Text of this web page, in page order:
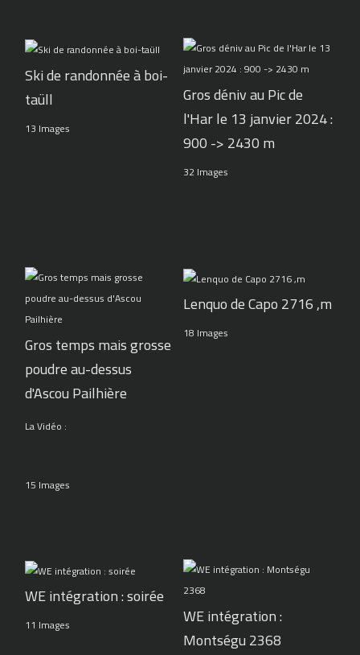
Ski de randonnée à boi-
taüll
13 Images
Gros déniv au Pic de
l'Har le 13 janvier 2024 :
900 -> 2430 m
32 Images
Gros temps mais grosse
poudre au-dessus
d'Ascou Pailhière
La Vidéo :
15 Images
Lenquo de Capo 2716 ,m
18 Images
WE intégration : soirée
11 Images
WE intégration :
Montségu 2368